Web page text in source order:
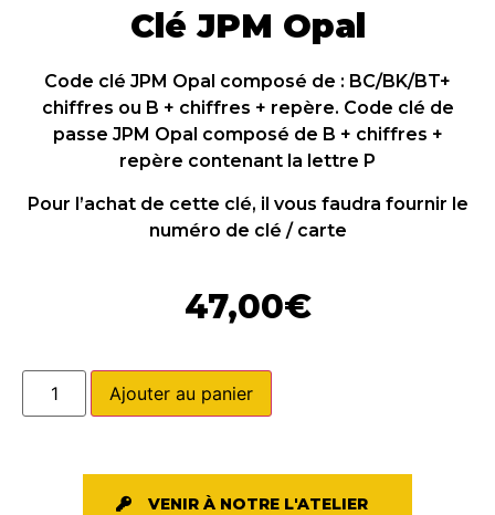
Clé JPM Opal
Code clé JPM Opal composé de : BC/BK/BT+
chiffres ou B + chiffres + repère. Code clé de
passe JPM Opal composé de B + chiffres +
repère contenant la lettre P
Pour l’achat de cette clé, il vous faudra fournir le
numéro de clé / carte
47,00€
Ajouter au panier
VENIR À NOTRE L'ATELIER